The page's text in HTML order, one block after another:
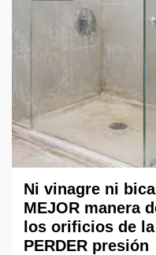
Ni vinagre ni
MEJOR manera
los orificios de
PERDER presión